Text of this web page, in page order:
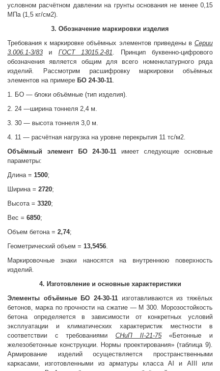
условном расчётном давлении на грунты основания не менее 0,15
МПа (1,5 кг/см2).
3. Обозначение маркировки изделия
Требования к маркировке объёмных элементов приведены в Серии
3.006.1-3/83 и ГОСТ 13015.2-81. Принцип буквенно-цифрового
обозначения является общим для всего номенклатурного ряда
изделий. Рассмотрим расшифровку маркировки объёмных
элементов на примере БО 24-30-11.
1. БО — блоки объёмные (тип изделия).
2. 24 —ширина тоннеля 2,4 м.
3. 30 — высота тоннеля 3,0 м.
4. 11 — расчётная нагрузка на уровне перекрытия 11 тс/м2.
Объёмный элемент
БО 24-30-11 имеет следующие основные
параметры:
Длина = 1500;
Ширина = 2720;
Высота = 3320;
Вес = 6850;
Объем бетона = 2,74;
Геометрический объем = 13,5456.
Маркировочные знаки наносятся на внутреннюю поверхность
изделий.
4. Изготовление и основные характеристики
Элементы объёмные
БО 24-30-11 изготавливаются из тяжёлых
бетонов, марка по прочности на сжатие — М 300. Морозостойкость
бетона определяется в зависимости от конкретных условий
эксплуатации и климатических характеристик местности в
соответствии с требованиями СНиП II-21-75«Бетонные и
железобетонные конструкции. Нормы проектирования» (таблица 9).
Армирование изделий осуществляется пространственными
каркасами, изготовленными из арматуры класса AI и AIII или